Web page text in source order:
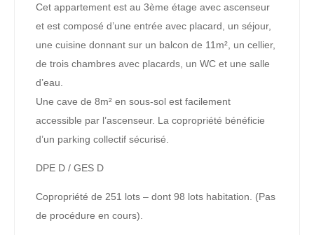
Cet appartement est au 3ème étage avec ascenseur
et est composé d’une entrée avec placard, un séjour,
une cuisine donnant sur un balcon de 11m², un cellier,
de trois chambres avec placards, un WC et une salle
d’eau.
Une cave de 8m² en sous-sol est facilement
accessible par l’ascenseur. La copropriété bénéficie
d’un parking collectif sécurisé.
DPE D / GES D
Copropriété de 251 lots – dont 98 lots habitation. (Pas
de procédure en cours).